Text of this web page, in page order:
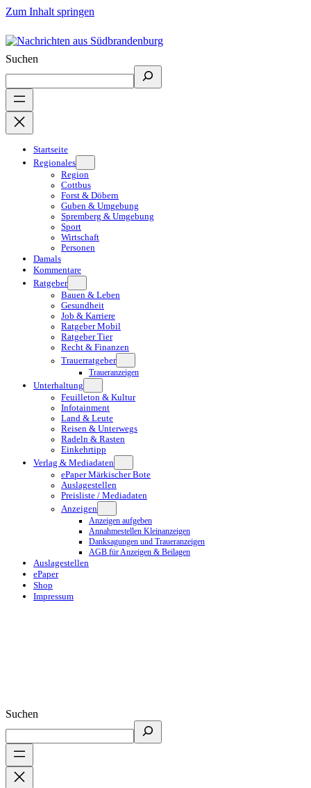
Zum Inhalt springen
Suchen
Startseite
Regionales
Region
Cottbus
Forst & Döbern
Guben & Umgebung
Spremberg & Umgebung
Sport
Wirtschaft
Personen
Damals
Kommentare
Ratgeber
Bauen & Leben
Gesundheit
Job & Karriere
Ratgeber Mobil
Ratgeber Tier
Recht & Finanzen
Trauerratgeber
Traueranzeigen
Unterhaltung
Feuilleton & Kultur
Infotainment
Land & Leute
Reisen & Unterwegs
Radeln & Rasten
Einkehrtipp
Verlag & Mediadaten
ePaper Märkischer Bote
Auslagestellen
Preisliste / Mediadaten
Anzeigen
Anzeigen aufgeben
Annahmestellen Kleinanzeigen
Danksagungen und Traueranzeigen
AGB für Anzeigen & Beilagen
Auslagestellen
ePaper
Shop
Impressum
Suchen